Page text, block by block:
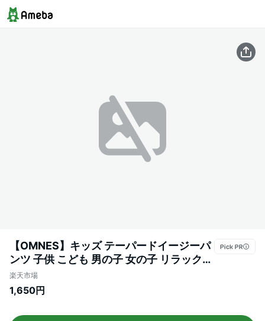
【OMNES】キッズ テーパードイージーパ
ンツ 子供 こども 男の子 女の子 リラックス
パンツ 無地 100cm 110cm 120cm 130cm
140cm HAPTIC ハプティック 母の日
楽天市場
1,650円